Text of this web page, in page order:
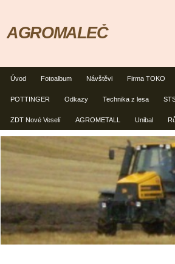
Úvod Fotoalbum Návštěvi Firma TOKO
POTTINGER Odkazy Technika z lesa
ZDT Nové Veselí AGROMETALL Unibal
AGROMALEČ